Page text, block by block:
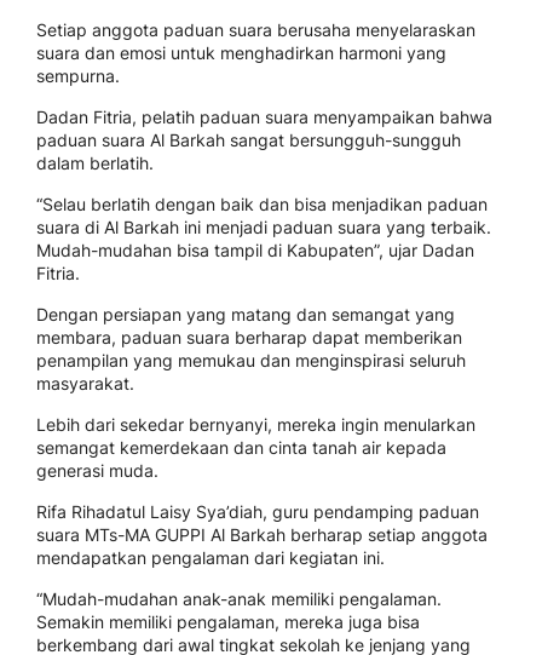
Setiap anggota paduan suara berusaha menyelaraskan
suara dan emosi untuk menghadirkan harmoni yang
sempurna.
Dadan Fitria, pelatih paduan suara menyampaikan bahwa
paduan suara Al Barkah sangat bersungguh-sungguh
dalam berlatih.
“Selau berlatih dengan baik dan bisa menjadikan paduan
suara di Al Barkah ini menjadi paduan suara yang terbaik.
Mudah-mudahan bisa tampil di Kabupaten”, ujar Dadan
Fitria.
Dengan persiapan yang matang dan semangat yang
membara, paduan suara berharap dapat memberikan
penampilan yang memukau dan menginspirasi seluruh
masyarakat.
Lebih dari sekedar bernyanyi, mereka ingin menularkan
semangat kemerdekaan dan cinta tanah air kepada
generasi muda.
Rifa Rihadatul Laisy Sya’diah, guru pendamping paduan
suara MTs-MA GUPPI Al Barkah berharap setiap anggota
mendapatkan pengalaman dari kegiatan ini.
“Mudah-mudahan anak-anak memiliki pengalaman.
Semakin memiliki pengalaman, mereka juga bisa
berkembang dari awal tingkat sekolah ke jenjang yang